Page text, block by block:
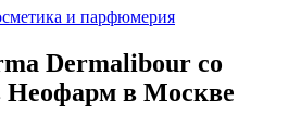
и парфюмерия
Dermalibour со
Неофарм в Москве